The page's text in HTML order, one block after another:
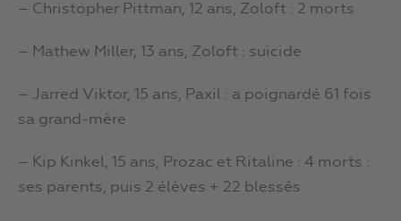
– Christopher Pittman, 12 ans, Zoloft : 2 morts
– Mathew Miller, 13 ans, Zoloft : suicide
– Jarred Viktor, 15 ans, Paxil : a poignardé 61 fois
sa grand-mère
– Kip Kinkel, 15 ans, Prozac et Ritaline : 4 morts :
ses parents, puis 2 élèves + 22 blessés